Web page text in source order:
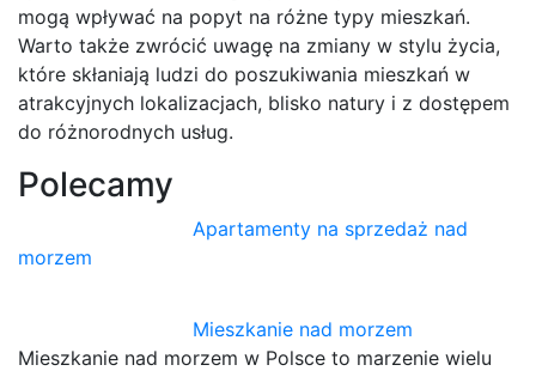
mogą wpływać na popyt na różne typy mieszkań.
Warto także zwrócić uwagę na zmiany w stylu życia,
które skłaniają ludzi do poszukiwania mieszkań w
atrakcyjnych lokalizacjach, blisko natury i z dostępem
do różnorodnych usług.
Polecamy
Apartamenty na sprzedaż nad
morzem
Mieszkanie nad morzem
Mieszkanie nad morzem w Polsce to marzenie wielu